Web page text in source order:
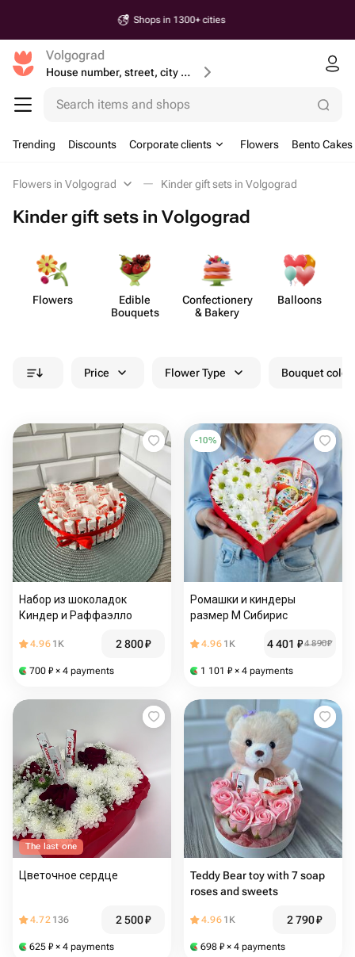
Same-Day & Next-day Delivery
Volgograd
House number, street, city or postcode
Search items and shops
Trending Discounts Corporate clients Flowers Bento Cakes
Flowers in Volgograd Kinder gift sets in Volgograd
Kinder gift sets in Volgograd
Flowers
Edible
Bouquets
Confect​ionery
& Bakery
Balloons
Price Flower Type Bouquet
Набор из шоколадок
Киндер и Раффаэлло
4.96 1K 2 800₽
700 ₽ × 4 payments
-10%
Ромашки и киндеры
размер М Сибирис
4.96 1K 4 401 ₽4 890₽
1 101 ₽ × 4 payments
The last one
Цветочное сердце
4.72 136 2 500₽
625 ₽ × 4 payments
Teddy Bear toy with 7 soap
roses and sweets
4.96 1K 2 790₽
698 ₽ × 4 payments